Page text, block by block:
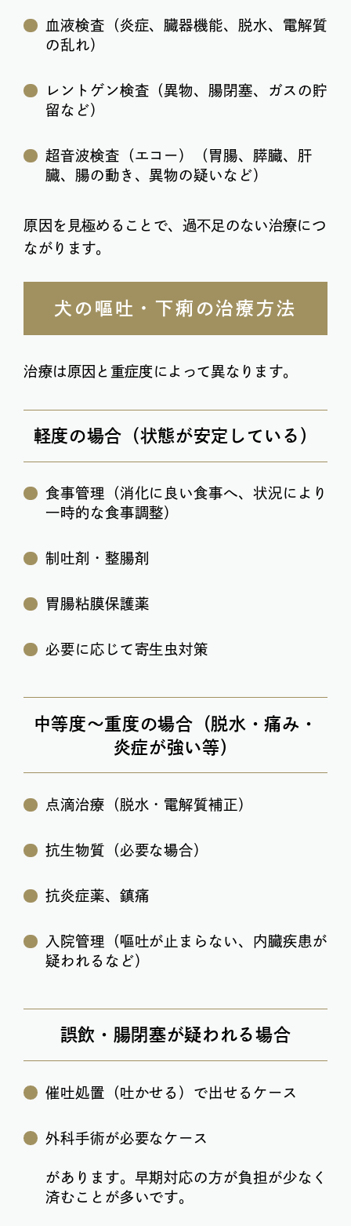
血液検査（炎症、臓器機能、脱水、電解質
の乱れ）
レントゲン検査（異物、腸閉塞、ガスの貯
留など）
超音波検査（エコー）（胃腸、膵臓、肝
臓、腸の動き、異物の疑いなど）
原因を見極めることで、過不足のない治療につ
ながります。
犬の嘔吐・下痢の治療方法
治療は原因と重症度によって異なります。
軽度の場合（状態が安定している）
食事管理（消化に良い食事へ、状況により
一時的な食事調整）
制吐剤・整腸剤
胃腸粘膜保護薬
必要に応じて寄生虫対策
中等度〜重度の場合（脱水・痛み・
炎症が強い等）
点滴治療（脱水・電解質補正）
抗生物質（必要な場合）
抗炎症薬、鎮痛
入院管理（嘔吐が止まらない、内臓疾患が
疑われるなど）
誤飲・腸閉塞が疑われる場合
催吐処置（吐かせる）で出せるケース
外科手術が必要なケース
があります。早期対応の方が負担が少なく
済むことが多いです。